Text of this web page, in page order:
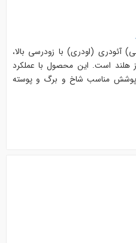
آئودری (اودری) با زودرسی بالا،
هلند است. این محصول با عملکرد
پوشش مناسب شاخ و برگ و پوسته